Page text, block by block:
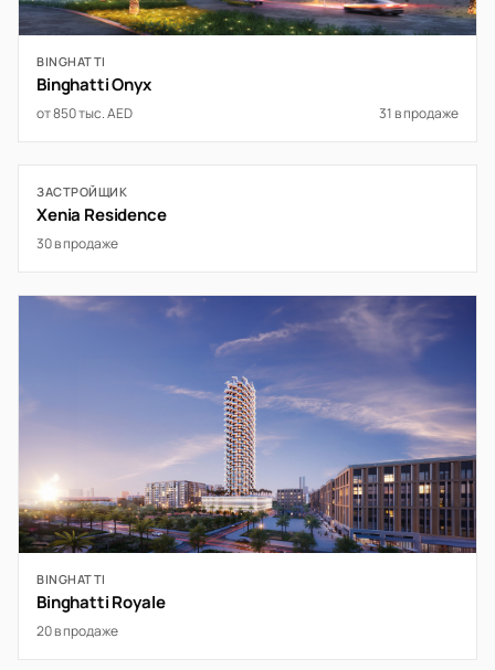
BINGHATTI
Binghatti Onyx
от 850 тыс. AED 31 в продаже
ЗАСТРОЙЩИК
Xenia Residence
30 в продаже
BINGHATTI
Binghatti Royale
20 в продаже